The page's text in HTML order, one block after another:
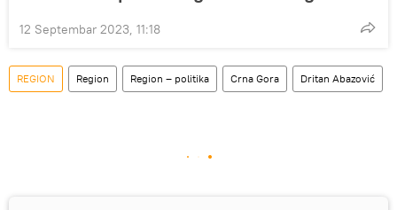
12 Septembar 2023, 11:18
REGION Region Region – politika Crna Gora Dritan Abazović